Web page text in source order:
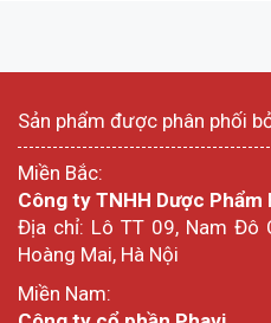
Sản phẩm được phân phối
Miền Bắc:
Công ty TNHH Dược Phẩm
Địa chỉ: Lô TT 09, Nam Đô
Hoàng Mai, Hà Nội
Miền Nam: